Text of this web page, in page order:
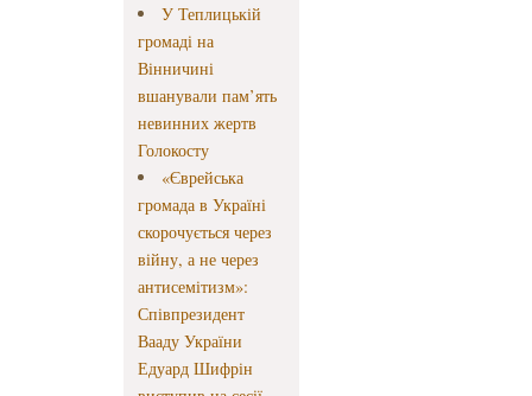
У Теплицькій
громаді на
Вінничині
вшанували пам’ять
невинних жертв
Голокосту
«Єврейська
громада в Україні
скорочується через
війну, а не через
антисемітизм»:
Співпрезидент
Вааду України
Едуард Шифрін